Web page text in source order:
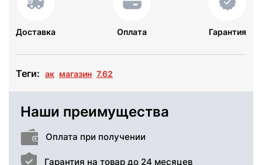
Доставка Оплата Гарантия
Теги: ак магазин 7.62
Наши преимущества
Оплата при получении
Гарантия на товар до 24 месяцев